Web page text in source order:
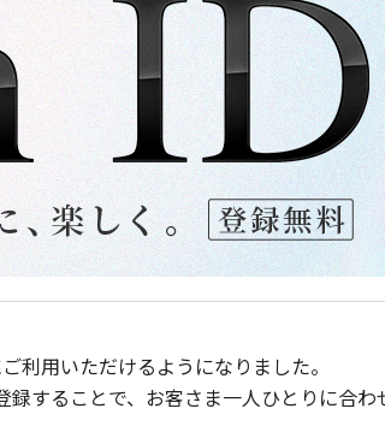
利用いただけるようになりました。
することで、お客さま一人ひとりに合わ